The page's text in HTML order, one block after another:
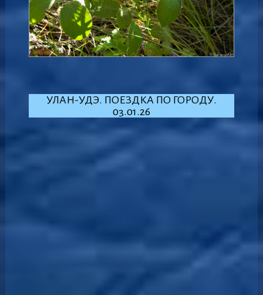
УЛАН-УДЭ. ПОЕЗДКА ПО ГОРОДУ.
03.01.26